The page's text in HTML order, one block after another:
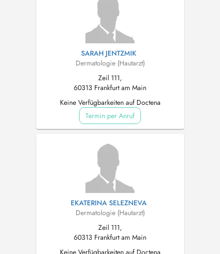
SARAH JENTZMIK
Dermatologie (Hautarzt)
Zeil 111,
60313 Frankfurt am Main
Keine Verfügbarkeiten auf Doctena
Termin per Anruf
EKATERINA SELEZNEVA
Dermatologie (Hautarzt)
Zeil 111,
60313 Frankfurt am Main
Keine Verfügbarkeiten auf Doctena